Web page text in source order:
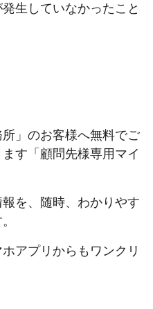
生していなかったこと
所」のお客様へ無料でご
す「顧問先様専用マイ
を、随時、わかりやす
アプリからもワンクリ